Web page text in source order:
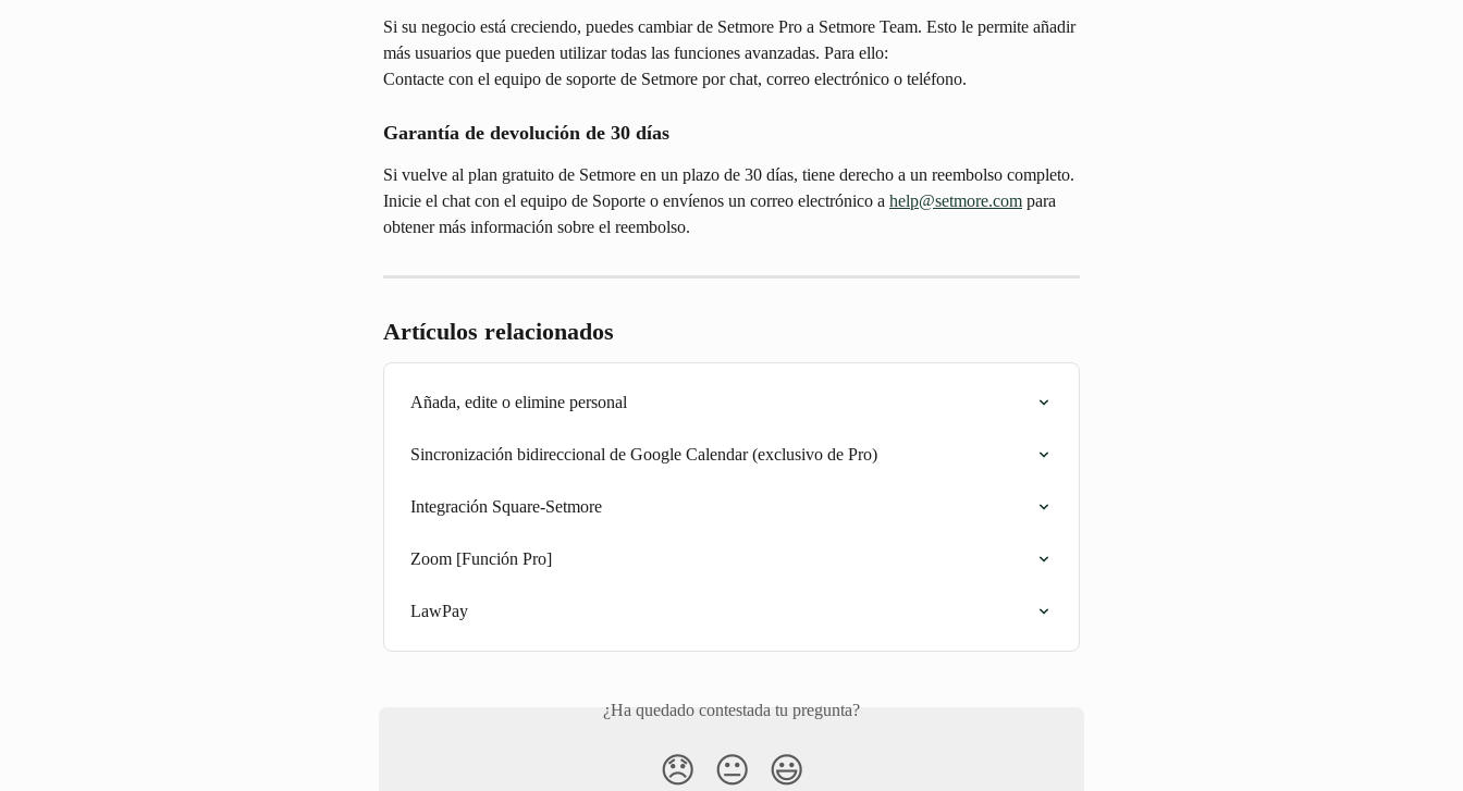
Si su negocio está creciendo, puedes cambiar de Setmore Pro a Setmore Team. Esto le permite añadir
más usuarios que pueden utilizar todas las funciones avanzadas. Para ello:
Contacte con el equipo de soporte de Setmore por chat, correo electrónico o teléfono.
Garantía de devolución de 30 días
Si vuelve al plan gratuito de Setmore en un plazo de 30 días, tiene derecho a un reembolso completo.
Inicie el chat con el equipo de Soporte o envíenos un correo electrónico a help@setmore.com para
obtener más información sobre el reembolso.
Artículos relacionados
Añada, edite o elimine personal
Sincronización bidireccional de Google Calendar (exclusivo de Pro)
Integración Square-Setmore
Zoom [Función Pro]
LawPay
¿Ha quedado contestada tu pregunta?
😞 😐 😃